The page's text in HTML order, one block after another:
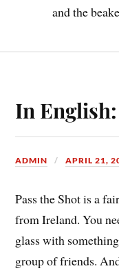
and the
In
ADMIN APRIL 21,
Pass the Shot is a
from Ireland. You
glass with
group of friends.